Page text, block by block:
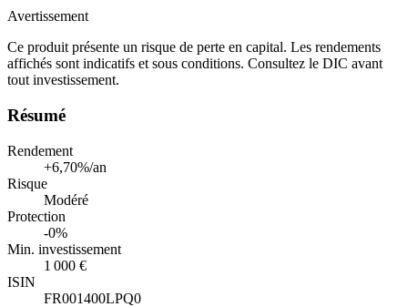
Avertissement
Ce produit présente un risque de perte en capital. Les rendements
affichés sont indicatifs et sous conditions. Consultez le DIC avant
tout investissement.
Résumé
Rendement
+6,70%/an
Risque
Modéré
Protection
-0%
Min. investissement
1 000 €
ISIN
FR001400LPQ0